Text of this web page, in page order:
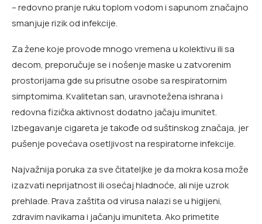
– redovno pranje ruku toplom vodom i sapunom značajno
smanjuje rizik od infekcije.
Za žene koje provode mnogo vremena u kolektivu ili sa
decom, preporučuje se i nošenje maske u zatvorenim
prostorijama gde su prisutne osobe sa respiratornim
simptomima. Kvalitetan san, uravnotežena ishrana i
redovna fizička aktivnost dodatno jačaju imunitet.
Izbegavanje cigareta je takođe od suštinskog značaja, jer
pušenje povećava osetljivost na respiratorne infekcije.
Najvažnija poruka za sve čitateljke je da mokra kosa može
izazvati neprijatnost ili osećaj hladnoće, ali nije uzrok
prehlade. Prava zaštita od virusa nalazi se u higijeni,
zdravim navikama i jačanju imuniteta. Ako primetite